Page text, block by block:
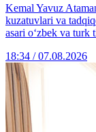
Kemal Yavuz
kuzatuvlari va
asari o‘zbek va turk
18:34 / 07.08.2026